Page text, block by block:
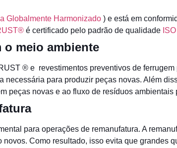
Globalmente Harmonizado ) e está em
é certificado pelo padrão de qualidade
o meio ambiente
® e revestimentos preventivos de
necessária para produzir peças novas. Além
peças novas e ao fluxo de resíduos
para operações de remanufatura. A
Como resultado, isso evita que grandes